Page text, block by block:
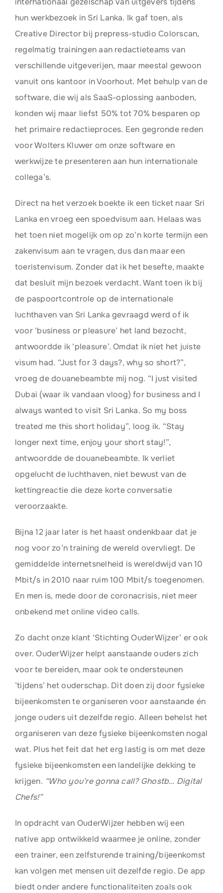
hun werkbezoek in Sri Lanka. Ik gaf toen, als
Creative Director bij prepress-studio Colorscan,
regelmatig trainingen aan redactieteams van
verschillende uitgeverijen, maar meestal gewoon
vanuit ons kantoor in Voorhout. Met behulp van de
software, die wij als SaaS-oplossing aanboden,
konden wij maar liefst 50% tot 70% besparen op
het primaire redactieproces. Een gegronde reden
voor Wolters Kluwer om onze software en
werkwijze te presenteren aan hun internationale
collega’s.
Direct na het verzoek boekte ik een ticket naar Sri
Lanka en vroeg een spoedvisum aan. Helaas was
het toen niet mogelijk om op zo’n korte termijn een
zakenvisum aan te vragen, dus dan maar een
toeristenvisum. Zonder dat ik het besefte, maakte
dat besluit mijn bezoek verdacht. Want toen ik bij
de paspoortcontrole op de internationale
luchthaven van Sri Lanka gevraagd werd of ik
voor ‘business or pleasure’ het land bezocht,
antwoordde ik ‘pleasure’. Omdat ik niet het juiste
visum had. “Just for 3 days?, why so short?”,
vroeg de douanebeambte mij nog. “I just visited
Dubai (waar ik vandaan vloog) for business and I
always wanted to visit Sri Lanka. So my boss
treated me this short holiday”, loog ik. “Stay
longer next time, enjoy your short stay!”,
antwoordde de douanebeambte. Ik verliet
opgelucht de luchthaven, niet bewust van de
kettingreactie die deze korte conversatie
veroorzaakte.
Bijna 12 jaar later is het haast ondenkbaar dat je
nog voor zo’n training de wereld overvliegt. De
gemiddelde internetsnelheid is wereldwijd van 10
Mbit/s in 2010 naar ruim 100 Mbit/s toegenomen.
En men is, mede door de coronacrisis, niet meer
onbekend met online video calls.
Zo dacht onze klant ‘Stichting OuderWijzer’ er ook
over. OuderWijzer helpt aanstaande ouders zich
voor te bereiden, maar ook te ondersteunen
’tijdens’ het ouderschap. Dit doen zij door fysieke
bijeenkomsten te organiseren voor aanstaande én
jonge ouders uit dezelfde regio. Alleen behelst het
organiseren van deze fysieke bijeenkomsten nogal
wat. Plus het feit dat het erg lastig is om met deze
fysieke bijeenkomsten een landelijke dekking te
krijgen. “Who you’re gonna call? Ghostb… Digital
Chefs!”
In opdracht van OuderWijzer hebben wij een
native app ontwikkeld waarmee je online, zonder
een trainer, een zelfsturende training/bijeenkomst
kan volgen met mensen uit dezelfde regio. De app
biedt onder andere functionaliteiten zoals ook